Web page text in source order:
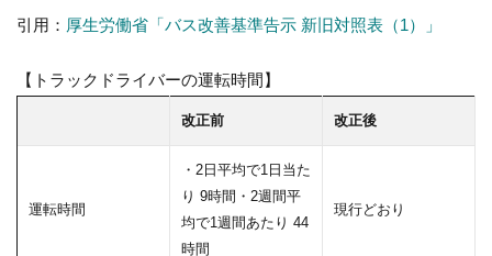
引用： 厚生労働省「バス改善基準告示 新旧対照表（1）」
【トラックドライバーの運転時間】
改正前 改正後
運転時間
・2日平均で1日当た
り 9時間・2週間平
均で1週間あたり 44
時間
現行どおり